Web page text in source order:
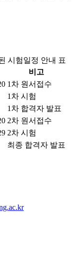
시험일정 안내 표
비고
1차 원서접수
1차 시험
1차 합격자 발표
2차 원서접수
2차 시험
최종 합격자 발표